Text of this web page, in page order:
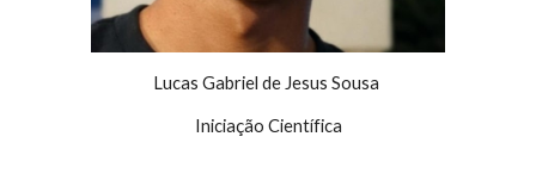
Lucas Gabriel de Jesus Sousa
Iniciação Científica